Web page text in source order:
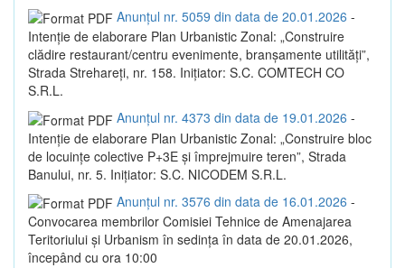
Anunțul nr. 5059 din data de 20.01.2026 -
Intenție de elaborare Plan Urbanistic Zonal: „Construire
clădire restaurant/centru evenimente, branșamente utilități”,
Strada Strehareți, nr. 158. Inițiator: S.C. COMTECH CO
S.R.L.
Anunțul nr. 4373 din data de 19.01.2026 -
Intenție de elaborare Plan Urbanistic Zonal: „Construire bloc
de locuințe colective P+3E și împrejmuire teren”, Strada
Banului, nr. 5. Inițiator: S.C. NICODEM S.R.L.
Anunțul nr. 3576 din data de 16.01.2026 -
Convocarea membrilor Comisiei Tehnice de Amenajarea
Teritoriului și Urbanism în sedința în data de 20.01.2026,
începând cu ora 10:00